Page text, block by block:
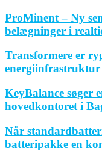
ProMinent – Ny
belægninger i
Transformere er
energiinfrastruktur
KeyBalance søger
hovedkontoret i
Når
batteripakke en